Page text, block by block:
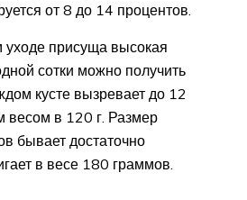
от 8 до 14 процентов.
присуща высокая
сотки можно получить
кусте вызревает до 12
весом в 120 г. Размер
бывает достаточно
в весе 180 граммов.